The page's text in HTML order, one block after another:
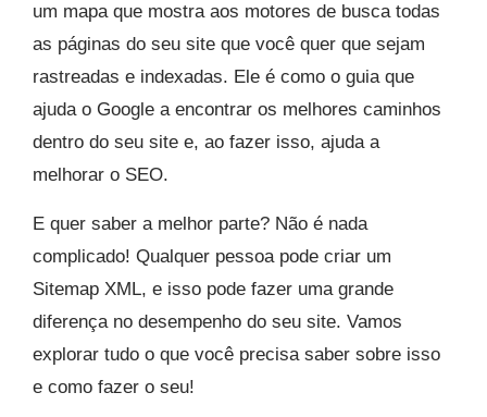
um mapa que mostra aos motores de busca todas
as páginas do seu site que você quer que sejam
rastreadas e indexadas. Ele é como o guia que
ajuda o Google a encontrar os melhores caminhos
dentro do seu site e, ao fazer isso, ajuda a
melhorar o SEO.
E quer saber a melhor parte? Não é nada
complicado! Qualquer pessoa pode criar um
Sitemap XML, e isso pode fazer uma grande
diferença no desempenho do seu site. Vamos
explorar tudo o que você precisa saber sobre isso
e como fazer o seu!